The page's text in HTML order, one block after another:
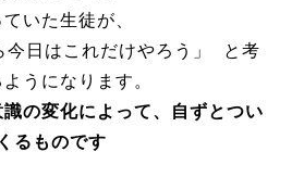
いた生徒が、
今日はこれだけやろう」 と考
うになります。
の変化によって、自ずとつい
るものです